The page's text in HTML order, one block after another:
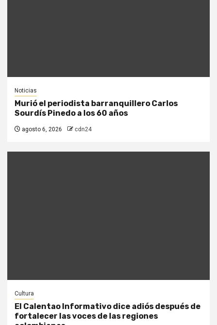
Noticias
Murió el periodista barranquillero Carlos
Sourdís Pinedo a los 60 años
agosto 6, 2026 cdn24
Cultura
El Calentao Informativo dice adiós después de
fortalecer las voces de las regiones